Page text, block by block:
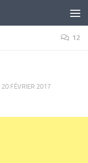
12
20 FÉVRIER 2017